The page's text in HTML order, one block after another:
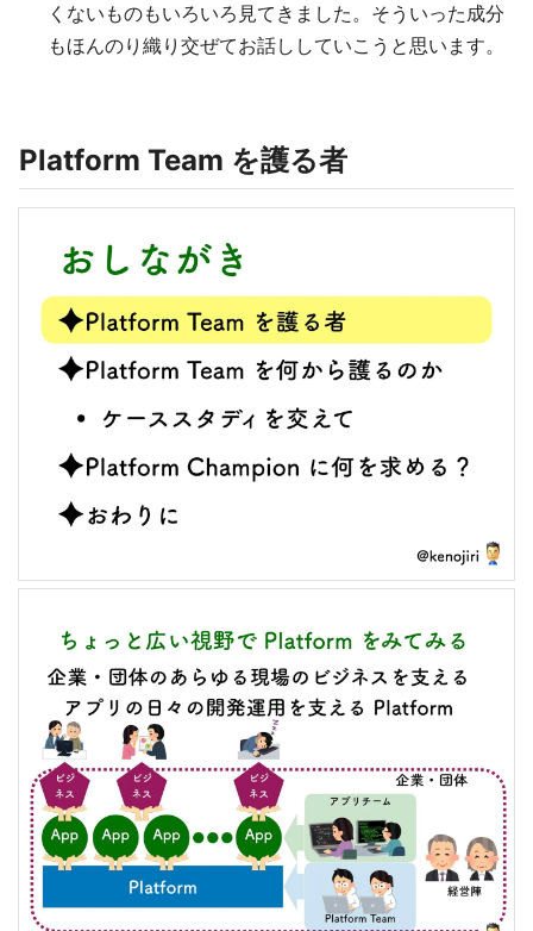
くないものもいろいろ見てきました。そういった成分
もほんのり織り交ぜてお話ししていこうと思います。
Platform Team を護る者